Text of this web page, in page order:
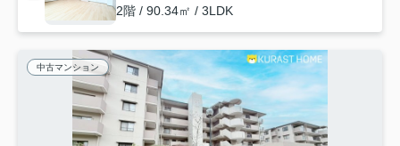
2階 / 90.34㎡ / 3LDK
中古マンション